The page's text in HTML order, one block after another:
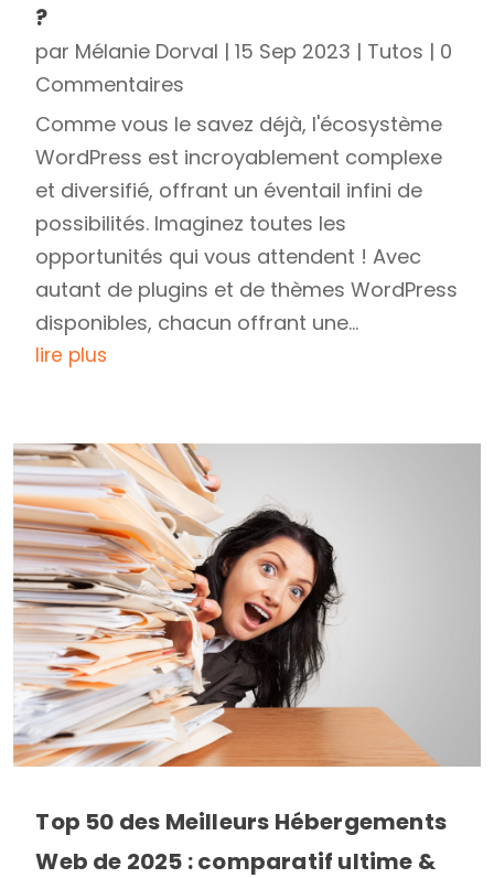
?
par Mélanie Dorval |15 Sep 2023 | Tutos | 0
Commentaires
Comme vous le savez déjà, l'écosystème
WordPress est incroyablement complexe
et diversifié, offrant un éventail infini de
possibilités. Imaginez toutes les
opportunités qui vous attendent ! Avec
autant de plugins et de thèmes WordPress
disponibles, chacun offrant une...
lire plus
Top 50 des Meilleurs Hébergements
Web de 2025 : comparatif ultime &